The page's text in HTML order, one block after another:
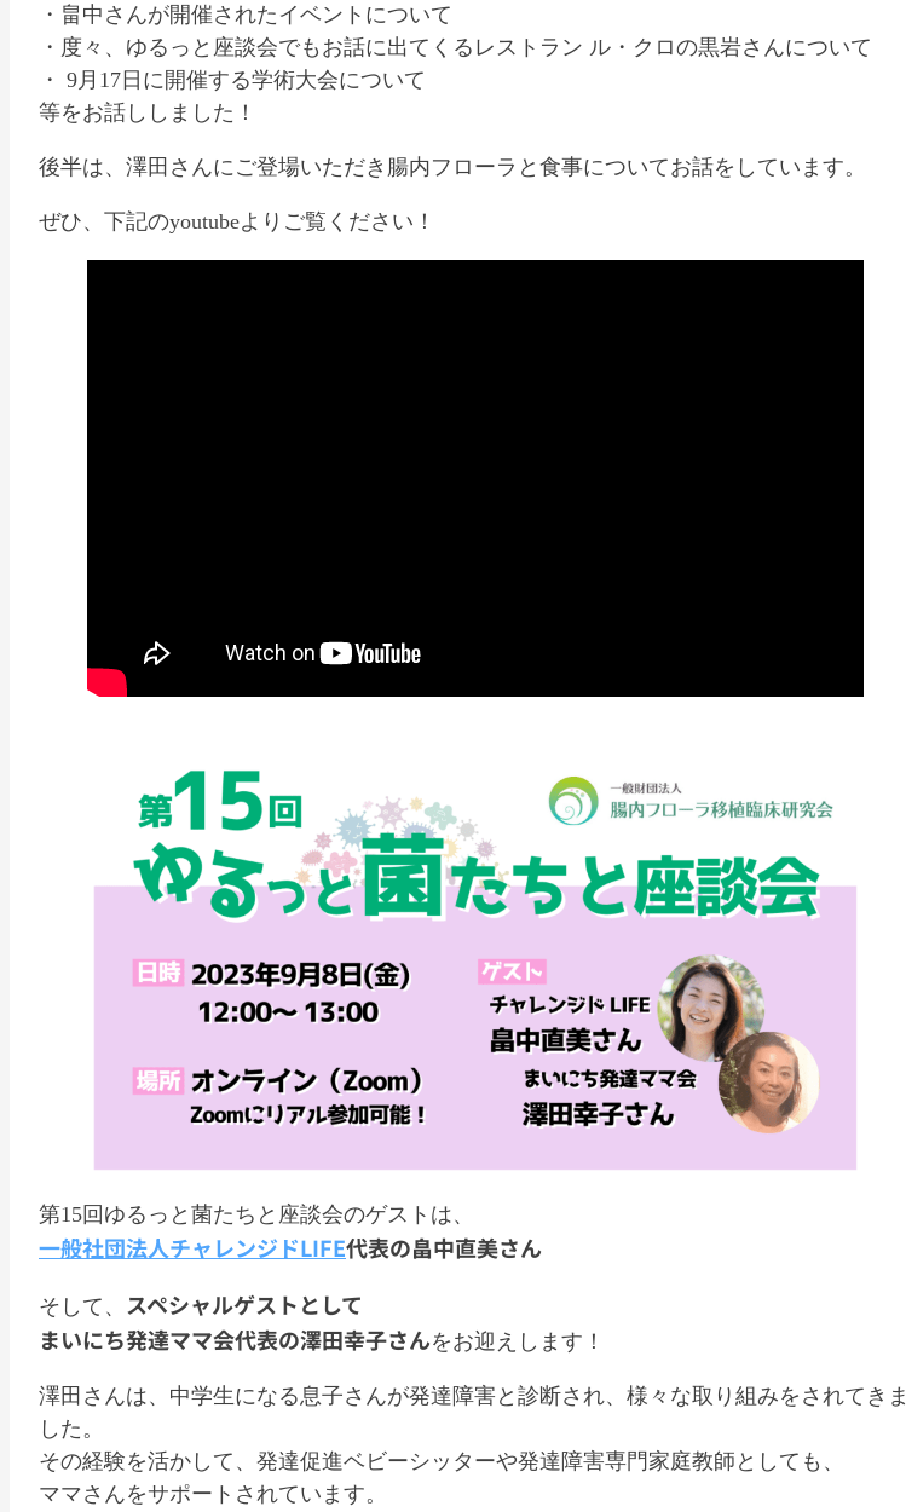
・畠中さんが開催されたイベントについて
・度々、ゆるっと座談会でもお話に出てくるレストラン ル・クロの黒岩さんについて
・ 9月17日に開催する学術大会について
等をお話ししました！
後半は、澤田さんにご登場いただき腸内フローラと食事についてお話をしています。
ぜひ、下記のyoutubeよりご覧ください！
第15回ゆるっと菌たちと座談会のゲストは、
一般社団法人チャレンジドLIFE代表の畠中直美さん
そして、 スペシャルゲストとして
まいにち発達ママ会代表の澤田幸子さんをお迎えします！
澤田さんは、中学生になる息子さんが発達障害と診断され、様々な取り組みをされてきま
した。
その経験を活かして、発達促進ベビーシッターや発達障害専門家庭教師としても、
ママさんをサポートされています。